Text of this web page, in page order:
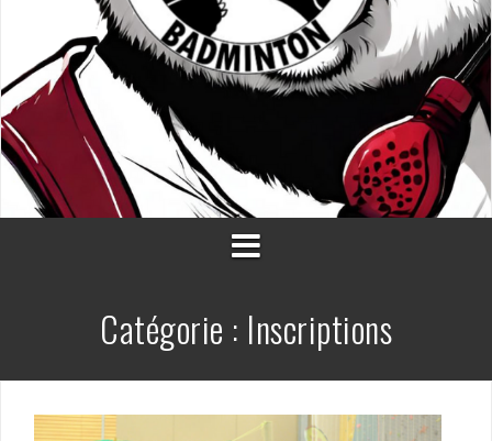
Catégorie : Inscriptions